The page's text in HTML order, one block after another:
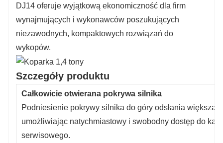
DJ14 oferuje wyjątkową ekonomiczność dla firm
wynajmujących i wykonawców poszukujących
niezawodnych, kompaktowych rozwiązań do
wykopów.
Szczegóły produktu
Całkowicie otwierana pokrywa silnika
Podniesienie pokrywy silnika do góry odsłania większą
umożliwiając natychmiastowy i swobodny dostęp do
serwisowego.